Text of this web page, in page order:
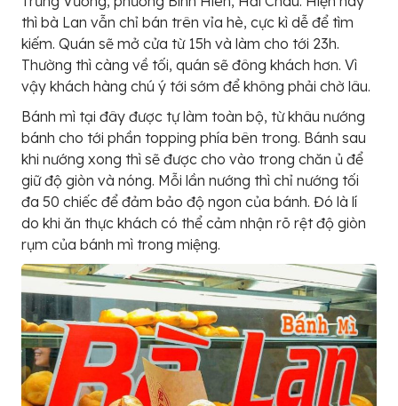
thì bà Lan vẫn chỉ bán trên vỉa hè, cực kì dễ để tìm
kiếm. Quán sẽ mở cửa từ 15h và làm cho tới 23h.
Thường thì càng về tối, quán sẽ đông khách hơn. Vì
vậy khách hàng chú ý tới sớm để không phải chờ lâu.
Bánh mì tại đây được tự làm toàn bộ, từ khâu nướng
bánh cho tới phần topping phía bên trong. Bánh sau
khi nướng xong thì sẽ được cho vào trong chăn ủ để
giữ độ giòn và nóng. Mỗi lần nướng thì chỉ nướng tối
đa 50 chiếc để đảm bảo độ ngon của bánh. Đó là lí
do khi ăn thực khách có thể cảm nhận rõ rệt độ giòn
rụm của bánh mì trong miệng.